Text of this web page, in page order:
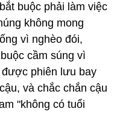
buộc phải làm việc
không mong
vì nghèo đói,
cầm súng vì
được phiên lưu bay
và chắc chắn cậu
"không có tuổi